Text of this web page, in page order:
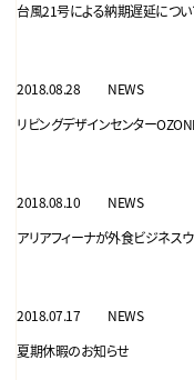
台風21号による納期遅延につい
2018.08.28
NEWS
リビングデザインセンター
2018.08.10
NEWS
アリアフィーナが外⾷ビジネス
2018.07.17
NEWS
夏期休暇のお知らせ